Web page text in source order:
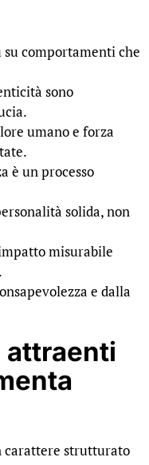
comportamenti che
sono
umano e forza
è un processo
solida, non
misurabile
e dalla
attraenti
carattere strutturato